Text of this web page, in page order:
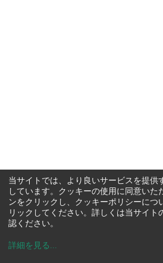
当サイトでは、より良いサービスを提供
しています。クッキーの使用に同意いた
ンをクリックし、クッキーポリシーにつ
リックしてください。詳しくは当サイト
認ください。
詳細を見る ...